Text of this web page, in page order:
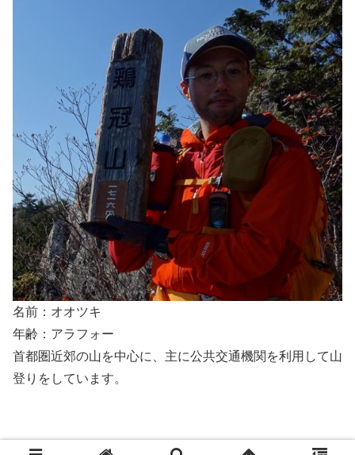
名前：オオツキ
年齢：アラフォー
首都圏近郊の山を中心に、主に公共交通機関を利用して山
登りをしています。